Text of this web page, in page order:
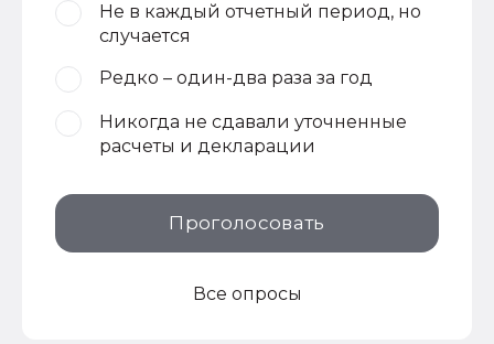
Не в каждый отчетный период, но
случается
Редко – один-два раза за год
Никогда не сдавали уточненные
расчеты и декларации
Проголосовать
Все опросы